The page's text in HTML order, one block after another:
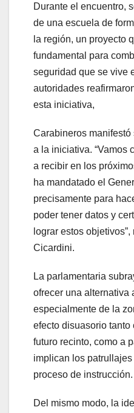
Durante el encuentro,
de una escuela de
la región, un proyecto
fundamental para
seguridad que se vive
autoridades
esta iniciativa,
Carabineros
a la iniciativa. “Vamos
a recibir en los
ha mandatado el
precisamente para
poder tener datos y
lograr estos
Cicardini.
La parlamentaria
ofrecer una alternativa
especialmente de la
efecto disuasorio tanto
futuro recinto, como a
implican los
proceso de instrucción.
Del mismo modo, la